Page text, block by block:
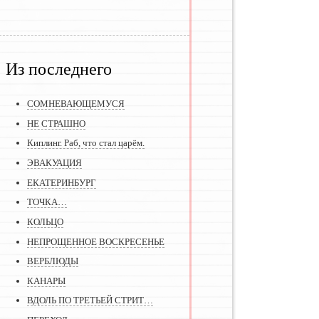
Из последнего
СОМНЕВАЮЩЕМУСЯ
НЕ СТРАШНО
Киплинг. Раб, что стал царём.
ЭВАКУАЦИЯ
ЕКАТЕРИНБУРГ
ТОЧКА…
КОЛЬЦО
НЕПРОЩЕННОЕ ВОСКРЕСЕНЬЕ
ВЕРБЛЮДЫ
КАНАРЫ
ВДОЛЬ ПО ТРЕТЬЕЙ СТРИТ…